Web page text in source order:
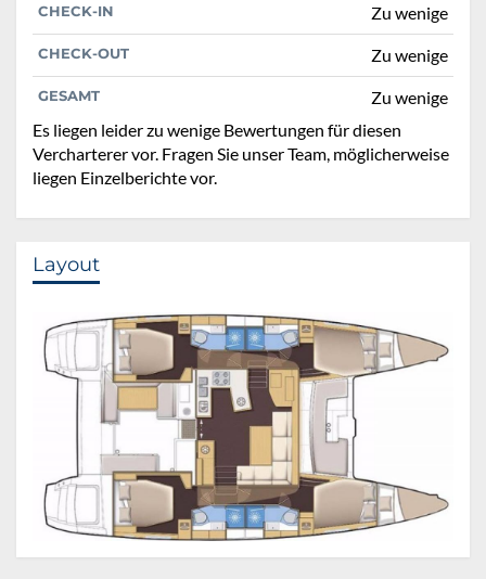
CHECK-IN Zu wenige
CHECK-OUT Zu wenige
GESAMT
Zu wenige
Es liegen leider zu wenige Bewertungen für diesen
Vercharterer vor. Fragen Sie unser Team, möglicherweise
liegen Einzelberichte vor.
Layout